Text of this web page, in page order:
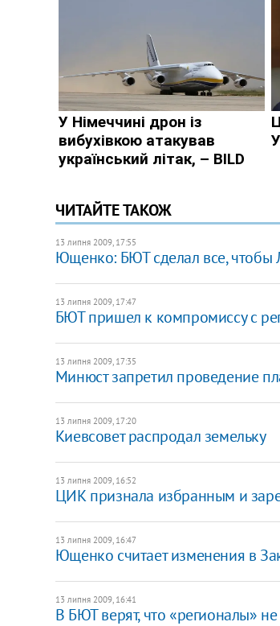
ЧИТАЙТЕ ТАКОЖ
13 липня 2009, 17:55
Ющенко: БЮТ сделал все, чтобы
13 липня 2009, 17:47
БЮТ пришел к компромиссу с
13 липня 2009, 17:35
Минюст запретил проведение
13 липня 2009, 17:20
Киевсовет распродал земельку
13 липня 2009, 16:52
ЦИК признала избранным и
13 липня 2009, 16:47
Ющенко считает изменения в
13 липня 2009, 16:41
В БЮТ верят, что «регионалы»